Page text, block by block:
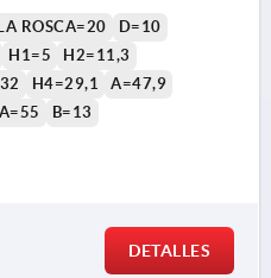
ROSCA=20
D=10
H1=5
H2=11,3
H4=29,1
A=47,9
B=13
DETALLES